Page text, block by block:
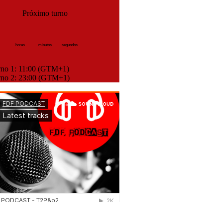
Próximo turno
horas minutos segundos
1: 11:00 (GTM+1)
2: 23:00 (GTM+1)